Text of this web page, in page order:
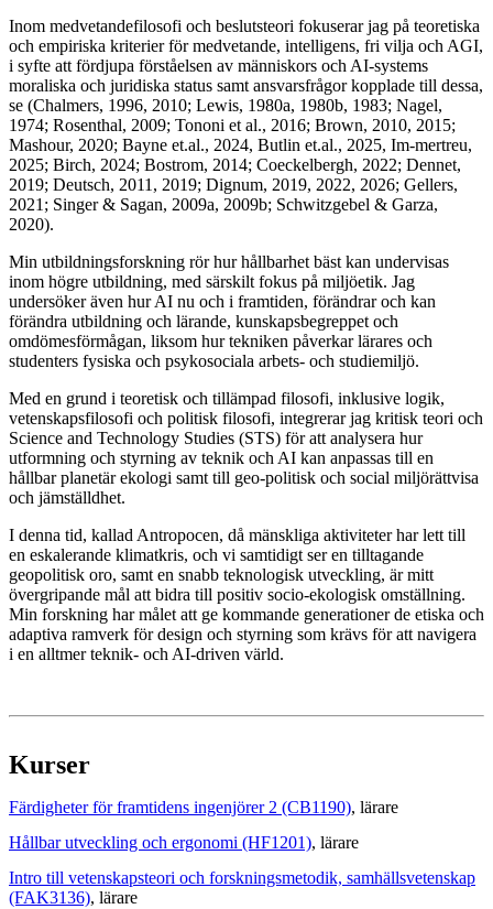
Inom medvetandefilosofi och beslutsteori fokuserar jag på teoretiska
och empiriska kriterier för medvetande, intelligens, fri vilja och AGI,
i syfte att fördjupa förståelsen av människors och AI-systems
moraliska och juridiska status samt ansvarsfrågor kopplade till dessa,
se (Chalmers, 1996, 2010; Lewis, 1980a, 1980b, 1983; Nagel,
1974; Rosenthal, 2009; Tononi et al., 2016; Brown, 2010, 2015;
Mashour, 2020; Bayne et.al., 2024, Butlin et.al., 2025, Im-mertreu,
2025; Birch, 2024; Bostrom, 2014; Coeckelbergh, 2022; Dennet,
2019; Deutsch, 2011, 2019; Dignum, 2019, 2022, 2026; Gellers,
2021; Singer & Sagan, 2009a, 2009b; Schwitzgebel & Garza,
2020).
Min utbildningsforskning rör hur hållbarhet bäst kan undervisas
inom högre utbildning, med särskilt fokus på miljöetik. Jag
undersöker även hur AI nu och i framtiden, förändrar och kan
förändra utbildning och lärande, kunskapsbegreppet och
omdömesförmågan, liksom hur tekniken påverkar lärares och
studenters fysiska och psykosociala arbets- och studiemiljö.
Med en grund i teoretisk och tillämpad filosofi, inklusive logik,
vetenskapsfilosofi och politisk filosofi, integrerar jag kritisk teori och
Science and Technology Studies (STS) för att analysera hur
utformning och styrning av teknik och AI kan anpassas till en
hållbar planetär ekologi samt till geo-politisk och social miljörättvisa
och jämställdhet.
I denna tid, kallad Antropocen, då mänskliga aktiviteter har lett till
en eskalerande klimatkris, och vi samtidigt ser en tilltagande
geopolitisk oro, samt en snabb teknologisk utveckling, är mitt
övergripande mål att bidra till positiv socio-ekologisk omställning.
Min forskning har målet att ge kommande generationer de etiska och
adaptiva ramverk för design och styrning som krävs för att navigera
i en alltmer teknik- och AI-driven värld.
Kurser
Färdigheter för framtidens ingenjörer 2 (CB1190), lärare
Hållbar utveckling och ergonomi (HF1201), lärare
Intro till vetenskapsteori och forskningsmetodik, samhällsvetenskap
(FAK3136), lärare